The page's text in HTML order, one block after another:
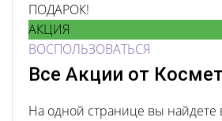
ПОДАРОК!
АКЦИЯ
ВОСПОЛЬЗОВАТЬСЯ
Все Акции от
На одной странице вы найдете